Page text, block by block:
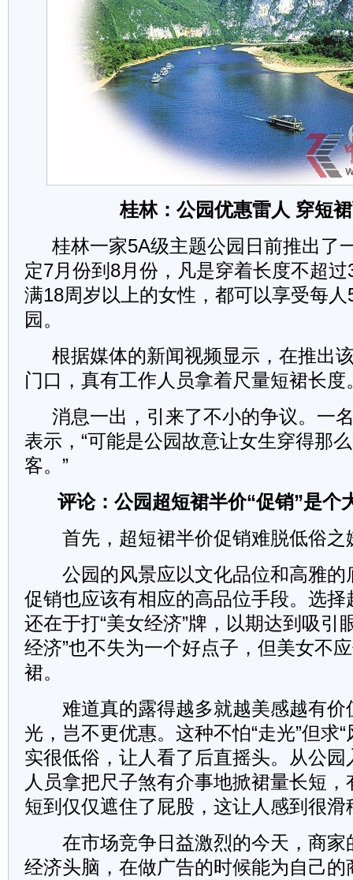
桂林：公园优惠雷人 穿短
桂林一家5A级主题公园日前推出了
定7月份到8月份，凡是穿着长度不超
满18周岁以上的女性，都可以享受每
园。
根据媒体的新闻视频显示，在推出
门口，真有工作人员拿着尺量短裙长度
消息一出，引来了不小的争议。一
表示，“可能是公园故意让女生穿得那
客。”
评论：公园超短裙半价“促销”是个
首先，超短裙半价促销难脱低俗之
公园的风景应以文化品位和高雅的
促销也应该有相应的高品位手段。选
还在于打“美女经济”牌，以期达到吸引
经济”也不失为一个好点子，但美女不
裙。
难道真的露得越多就越美感越有价
光，岂不更优惠。这种不怕“走光”但求
实很低俗，让人看了后直摇头。从公
人员拿把尺子煞有介事地掀裙量长短
短到仅仅遮住了屁股，这让人感到很滑
在市场竞争日益激烈的今天，商家
经济头脑，在做广告的时候能为自己的